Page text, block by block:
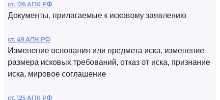
ст. 126 АПК РФ
Документы, прилагаемые к исковому заявлению
ст. 49 АПК РФ
Изменение основания или предмета иска, изменение
размера исковых требований, отказ от иска, признание
иска, мировое соглашение
ст. 125 АПК РФ